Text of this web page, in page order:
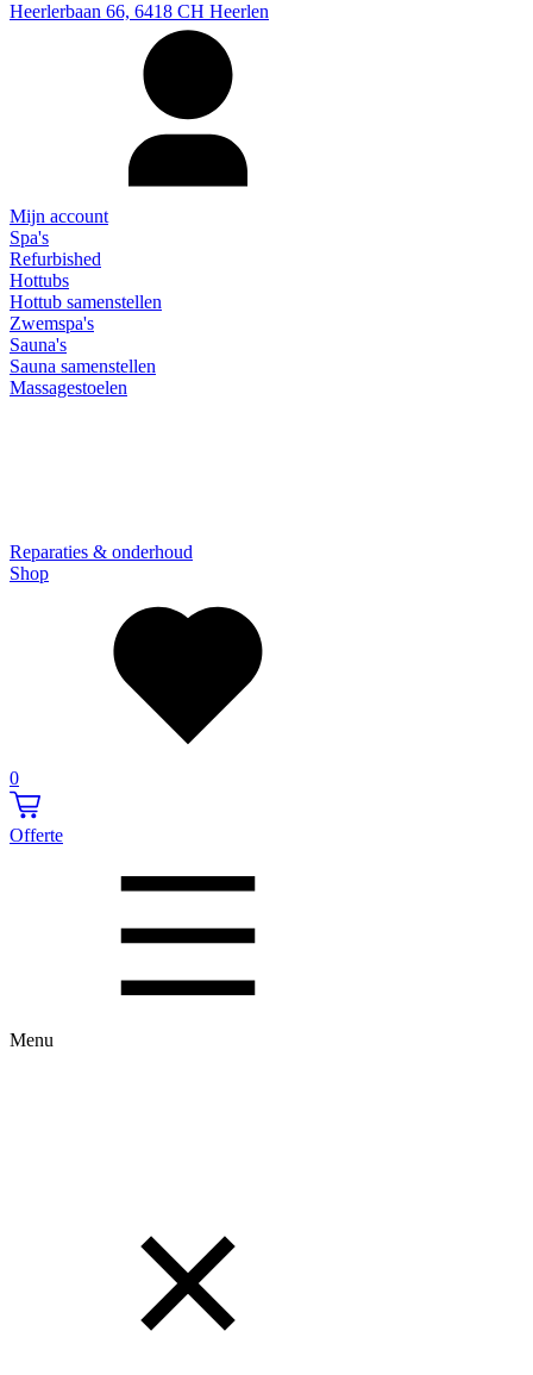
Heerlerbaan 66, 6418 CH Heerlen
Mijn account
Spa's
Refurbished
Hottubs
Hottub samenstellen
Zwemspa's
Sauna's
Sauna samenstellen
Massagestoelen
Reparaties & onderhoud
Shop
0
Offerte
Menu